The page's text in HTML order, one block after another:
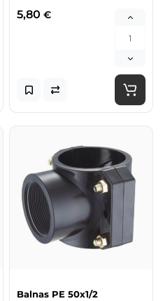
5,80 €
Balnas PE 50x1/2